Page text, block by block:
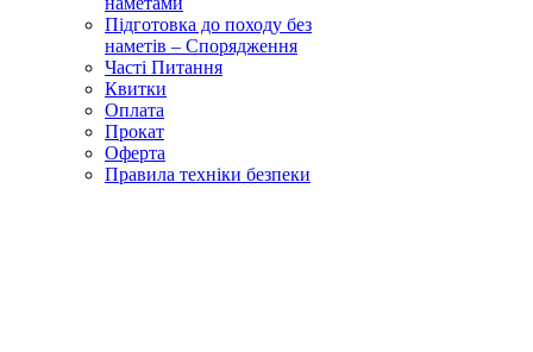
Підготовка до походу без
наметів – Спорядження
Часті Питання
Квитки
Оплата
Прокат
Оферта
Правила техніки безпеки